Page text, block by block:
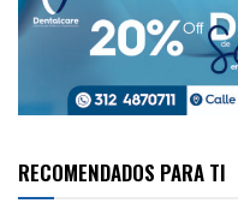
RECOMENDADOS PARA TI